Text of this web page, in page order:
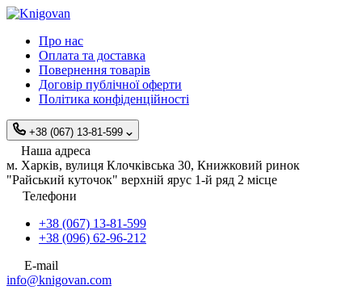
Про нас
Оплата та доставка
Повернення товарів
Договір публічної оферти
Політика конфіденційності
+38 (067) 13-81-599
Наша адреса
м. Харків, вулиця Клочківська 30, Книжковий ринок
"Райський куточок" верхній ярус 1-й ряд 2 місце
Телефони
+38 (067) 13-81-599
+38 (096) 62-96-212
E-mail
info@knigovan.com